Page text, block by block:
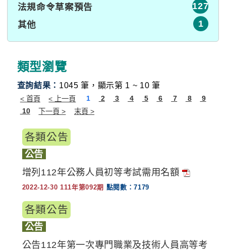
法規命令草案預告
127
其他
1
類型瀏覽
查詢結果： 1045 筆，顯示第 1 ~ 10 筆
各類公告
公告
增列112年公務人員初等考試需用名額
2022-12-30 111年第092期 點閱數：7179
各類公告
公告
公告112年第一次專門職業及技術人員高等考